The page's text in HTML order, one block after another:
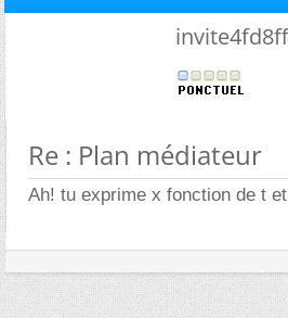
Re : Plan médiateur
Ah! tu exprime x fonction de t